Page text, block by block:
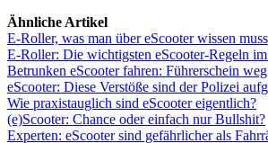
Ähnliche Artikel
E-Roller, was man über eScooter wissen muss
E-Roller: Die wichtigsten eScooter-Regeln
Betrunken eScooter fahren: Führerschein
eScooter: Diese Verstöße sind der Polizei
Wie praxistauglich sind eScooter eigentlich?
(e)Scooter: Chance oder einfach nur Bullshit?
Experten: eScooter sind gefährlicher als